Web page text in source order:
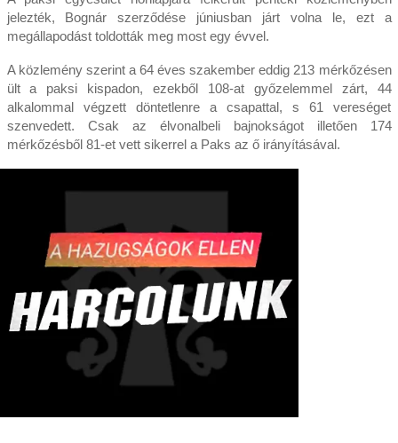
jelezték, Bognár szerződése júniusban járt volna le, ezt a
megállapodást toldották meg most egy évvel.
A közlemény szerint a 64 éves szakember eddig 213 mérkőzésen
ült a paksi kispadon, ezekből 108-at győzelemmel zárt, 44
alkalommal végzett döntetlenre a csapattal, s 61 vereséget
szenvedett. Csak az élvonalbeli bajnokságot illetően 174
mérkőzésből 81-et vett sikerrel a Paks az ő irányításával.